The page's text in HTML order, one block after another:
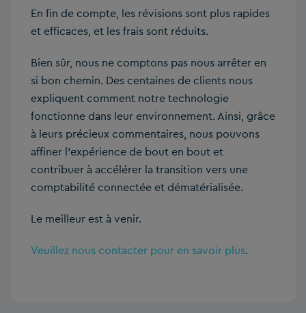
En fin de compte, les révisions sont plus rapides
et efficaces, et les frais sont réduits.
Bien sûr, nous ne comptons pas nous arrêter en
si bon chemin. Des centaines de clients nous
expliquent comment notre technologie
fonctionne dans leur environnement. Ainsi, grâce
à leurs précieux commentaires, nous pouvons
affiner l’expérience de bout en bout et
contribuer à accélérer la transition vers une
comptabilité connectée et dématérialisée.
Le meilleur est à venir.
Veuillez nous contacter pour en savoir plus.